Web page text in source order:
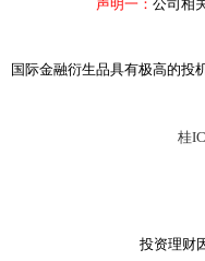
声明一： 公司相
国际金融衍生品具有极高的投
桂
投资理财